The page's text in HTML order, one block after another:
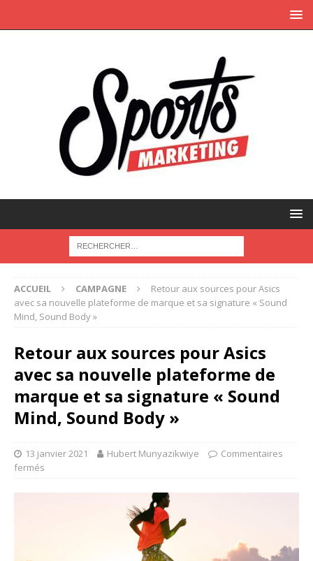
ACCUEIL CAMPAGNE
Retour aux sources pour Asics
avec sa nouvelle plateforme de marque et sa signature « Sound
Mind, Sound Body »
Retour aux sources pour Asics
avec sa nouvelle plateforme de
marque et sa signature « Sound
Mind, Sound Body »
13 janvier 2021 Hubert Munyazikwiye
Commentaires
fermés